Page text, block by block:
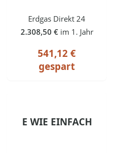
Erdgas Direkt 24
2.308,50 € im 1. Jahr
541,12 €
gespart
E WIE EINFACH